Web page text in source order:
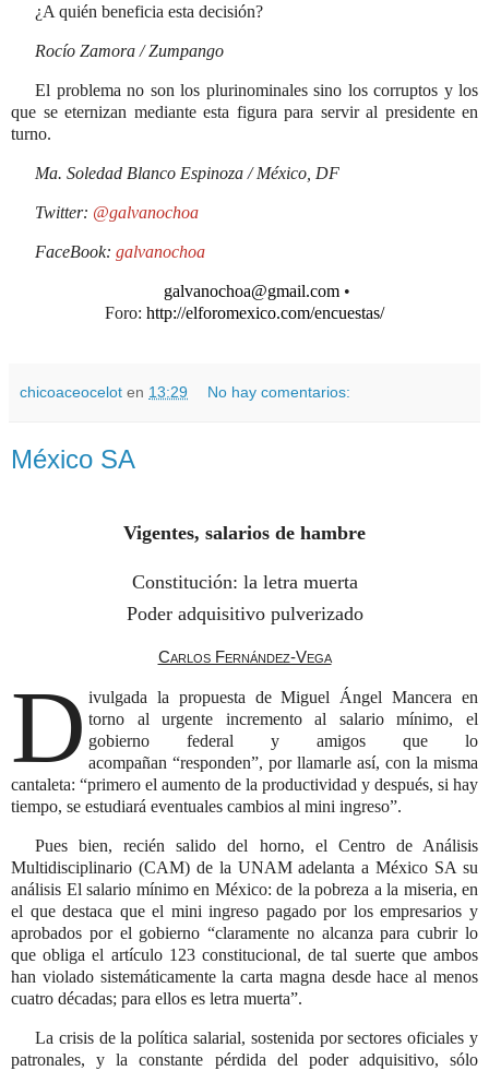
¿A quién beneficia esta decisión?
Rocío Zamora / Zumpango
El problema no son los plurinominales sino los corruptos y los
que se eternizan mediante esta figura para servir al presidente en
turno.
Ma. Soledad Blanco Espinoza / México, DF
Twitter: @galvanochoa
FaceBook:galvanochoa
galvanochoa@gmail.com•
Foro: http://elforomexico.com/encuestas/
chicoaceocelot en 13:29 No hay comentarios:
México SA
Vigentes, salarios de hambre
Constitución: la letra muerta
Poder adquisitivo pulverizado
Carlos Fernández-Vega
D ivulgada la propuesta de Miguel Ángel Mancera en
torno al urgente incremento al salario mínimo, el
gobierno federal y amigos que lo
acompañan
responden , por llamarle así, con la misma
cantaleta:
primero el aumento de la productividad y después, si hay
tiempo, se estudiará eventuales cambios al mini ingreso .
Pues bien, recién salido del horno, el Centro de Análisis
Multidisciplinario (CAM) de la UNAM adelanta a México SA su
análisis El salario mínimo en México: de la pobreza a la miseria, en
el que destaca que el mini ingreso pagado por los empresarios y
aprobados por el gobierno claramente no alcanza para cubrir lo
que obliga el artículo 123 constitucional, de tal suerte que ambos
han violado sistemáticamente la carta magna desde hace al menos
cuatro décadas; para ellos es letra muerta .
La crisis de la política salarial, sostenida por sectores oficiales y
patronales, y la constante pérdida del poder adquisitivo, sólo